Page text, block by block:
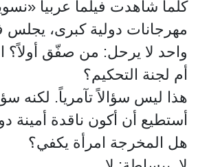
كلما شاهدت فيلماً عربياً
مهرجانات دولية كبرى،
واحد لا يرحل: من صفّق أولاً؟
أم لجنة التحكيم؟
هذا ليس سؤالاً تآمرياً. لكنه
أستطيع أن أكون ناقدة أمينة
هل المخرجة امرأة يكفي؟